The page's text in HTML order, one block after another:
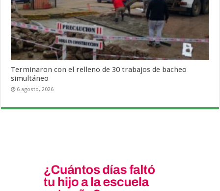
Terminaron con el relleno de 30 trabajos de bacheo
simultáneo
6 agosto, 2026